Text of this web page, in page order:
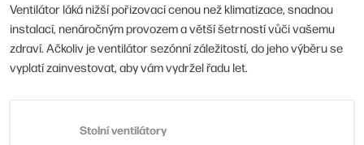
Ventilátor láká nižší pořizovací cenou než klimatizace, snadnou
instalací, nenáročným provozem a větší šetrností vůči vašemu
zdraví. Ačkoliv je ventilátor sezónní záležitostí, do jeho výběru se
vyplatí zainvestovat, aby vám vydržel řadu let.
Stolní ventilátory